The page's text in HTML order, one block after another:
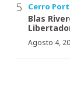
Cerro
Blas
Agosto 4,